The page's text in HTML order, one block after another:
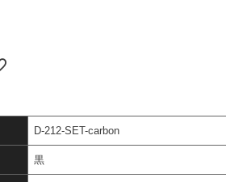
D-212-SET-carbon
黒